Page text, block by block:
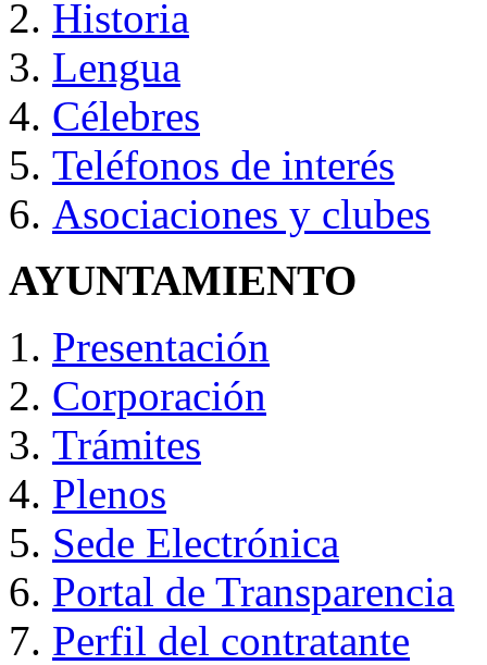
Historia
Lengua
Célebres
Teléfonos de interés
Asociaciones y clubes
AYUNTAMIENTO
Presentación
Corporación
Trámites
Plenos
Sede Electrónica
Portal de Transparencia
Perfil del contratante